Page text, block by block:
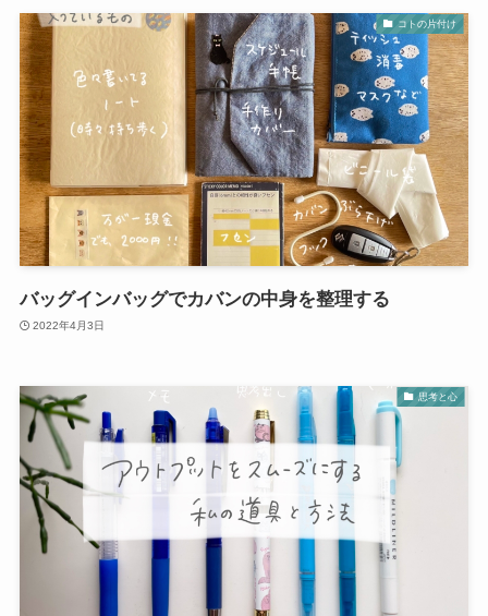
コトの片付け
バッグインバッグでカバンの中身を整理する
2022年4月3日
思考と心